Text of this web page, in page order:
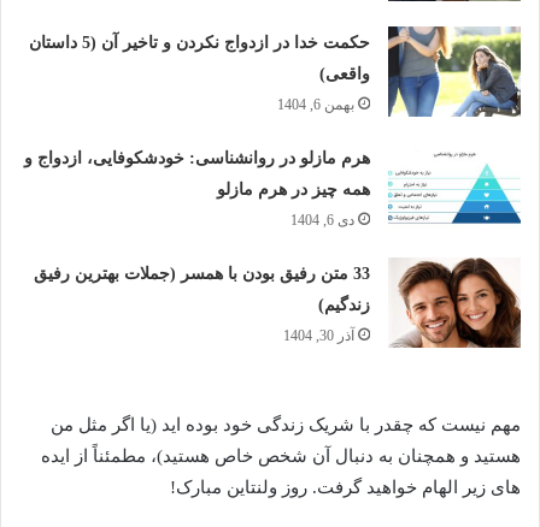
حکمت خدا در ازدواج نکردن و تاخیر آن (5 داستان
واقعی)
بهمن 6, 1404
هرم مازلو در روانشناسی: خودشکوفایی، ازدواج و
همه چیز در هرم مازلو
دی 6, 1404
33 متن رفیق بودن با همسر (جملات بهترین رفیق
زندگیم)
آذر 30, 1404
مهم نیست که چقدر با شریک زندگی خود بوده اید (یا اگر مثل من
هستید و همچنان به دنبال آن شخص خاص هستید)، مطمئناً از ایده
های زیر الهام خواهید گرفت. روز ولنتاین مبارک!